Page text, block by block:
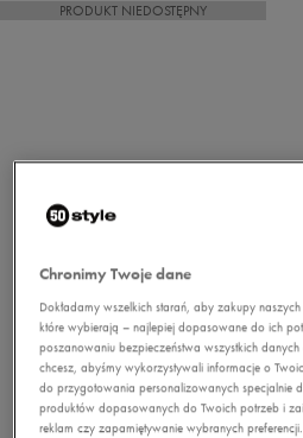
PRODUKT NIEDOSTĘPNY
Chronimy Twoje dane
Dokładamy wszelkich starań, aby zakupy
które wybierają – najlepiej dopasowane do ich
poszanowaniu bezpieczeństwa wszystkich
chcesz, abyśmy wykorzystywali informacje o
do przygotowania personalizowanych specjalnie
produktów dopasowanych do Twoich potrzeb i
reklam czy zapamiętywanie wybranych